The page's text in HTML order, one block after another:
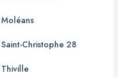
Moléans
Saint-Christophe 28
Thiville